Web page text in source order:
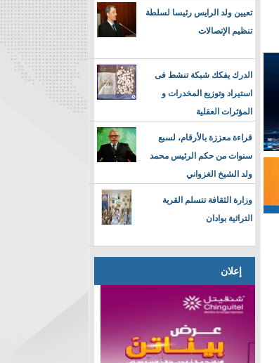
تعيين ولد الرايس رئيسا لسلطة
تنظيم الإتصالات
الدرك يفكك شبكة تنشط فى
استيراد وتوزيع المخدرات و
المؤثرات العقلية
قراءة معززة بالأرقام، لسبع
سنوات من حكم الرئيس محمد
ولد الشيخ الغزواني
وزارة الثقافة تتسلم القرية
التراثية بوادان
إعلان